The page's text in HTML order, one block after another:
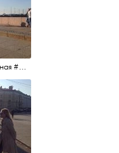
#набережная #людигуляют #биржевоймост